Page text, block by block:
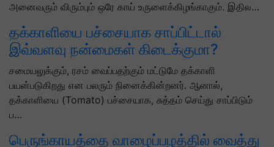
அனைவரும் விரும்பும் ஒரே காய் உருளைக்கிழங்காகும். இதில…
தக்காளியை பச்சையாக சாப்பிட்டால்
இவ்வளவு நன்மைகள் கிடைக்குமா?
சமையலுக்கும், ரசம் வைப்பதற்கும் மட்டுமே தக்காளி
பயன்படுகிறது என பலரும் நினைக்கின்றனர். ஆனால்,
தக்காளியை (Tomato) பச்சையாக, சுத்தம் செய்து சாப்பிடும்
ப…
பெருங்காயத்தை வாழைப்பழத்தில் வைத்து